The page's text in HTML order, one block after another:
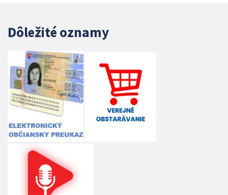
Dôležité oznamy